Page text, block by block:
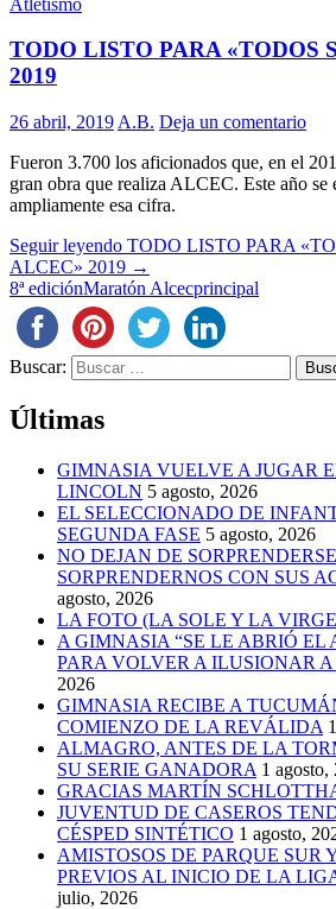
TODO LISTO PARA «TODOS
2019
26 abril, 2019 A.B. Deja un comentario
Fueron 3.700 los aficionados que, en el
gran obra que realiza ALCEC. Este año se
ampliamente esa cifra.
Seguir leyendo TODO LISTO PARA
ALCEC» 2019 →
8ª ediciónMaratón Alcecprincipal
Buscar:
Últimas
GIMNASIA VUELVE A JUGAR
LINCOLN 5 agosto, 2026
EL SELECCIONADO DE
SEGUNDA FASE 5 agosto, 2026
NO DEJAN DE
SORPRENDERNOS CON SUS
agosto, 2026
LA FOTO (LA SOLE Y LA
A GIMNASIA “SE LE ABRIÓ EL
PARA VOLVER A ILUSIONAR A
2026
GIMNASIA RECIBE A
COMIENZO DE LA REVÁLIDA
ALMAGRO, ANTES DE LA
SU SERIE GANADORA 1 agosto,
GRACIAS MARTÍN
JUVENTUD DE CASEROS
CÉSPED SINTÉTICO 1 agosto,
AMISTOSOS DE PARQUE SUR
PREVIOS AL INICIO DE LA
julio, 2026